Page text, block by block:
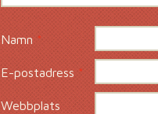
Namn*
E-postadress *
Webbplats